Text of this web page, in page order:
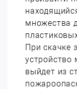
множества
При скачке
выйдет из